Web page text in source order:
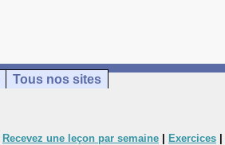
Tous nos sites
Recevez une leçon par semaine Exercices